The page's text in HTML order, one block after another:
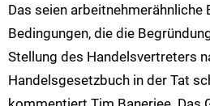
Das seien arbeitnehmerähnliche
Bedingungen, die die
Stellung des Handelsvertreters
Handelsgesetzbuch in der Tat